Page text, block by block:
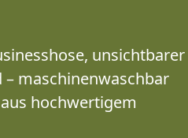
unsichtbarer
maschinenwaschbar
hochwertigem